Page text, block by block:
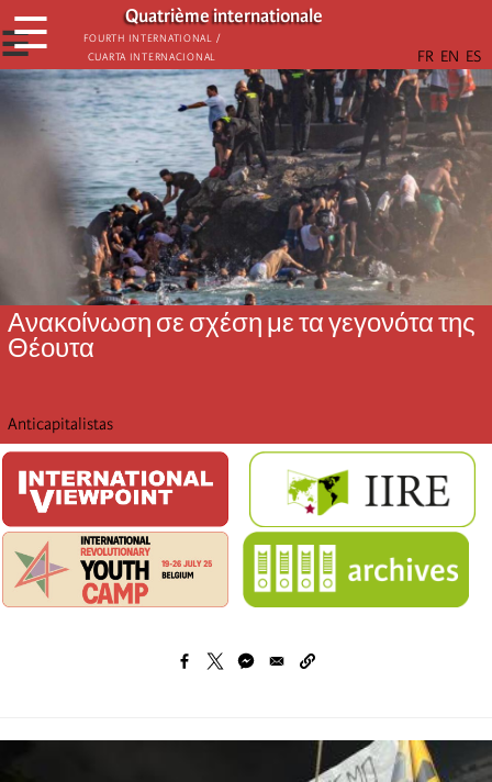
Παράκαμψη
προς
το
κυρίως
περιεχόμενο
Quatrième internationale
Fourth International /
Cuarta Internacional
☰
☰
Ανακοίνωση σε σχέση με τα γεγονότα της
Θέουτα
Anticapitalistas